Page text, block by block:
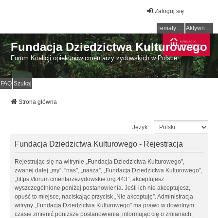
Zaloguj się
Tematy bez odpowiedzi Aktywne tematy
Fundacja Dziedzictwa Kulturowego
Forum Koalicji opiekunów cmentarzy żydowskich w Polsce.
FAQ Szukaj
Strona główna
Język:
Fundacja Dziedzictwa Kulturowego - Rejestracja
Rejestrując się na witrynie „Fundacja Dziedzictwa Kulturowego”,
zwanej dalej „my”, ”nas”, „nasza”, „Fundacja Dziedzictwa Kulturowego”,
„https://forum.cmentarzezydowskie.org:443”, akceptujesz
wyszczególnione poniżej postanowienia. Jeśli ich nie akceptujesz,
opuść to miejsce, naciskając przycisk „Nie akceptuję”. Administracja
witryny „Fundacja Dziedzictwa Kulturowego” ma prawo w dowolnym
czasie zmienić poniższe postanowienia, informując cię o zmianach,